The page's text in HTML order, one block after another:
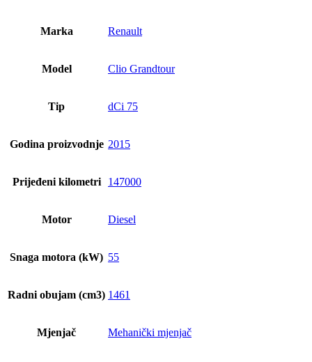
Marka Renault
Model Clio Grandtour
Tip dCi 75
Godina proizvodnje 2015
Prijeđeni kilometri 147000
Motor Diesel
Snaga motora (kW) 55
Radni obujam (cm3) 1461
Mjenjač Mehanički mjenjač